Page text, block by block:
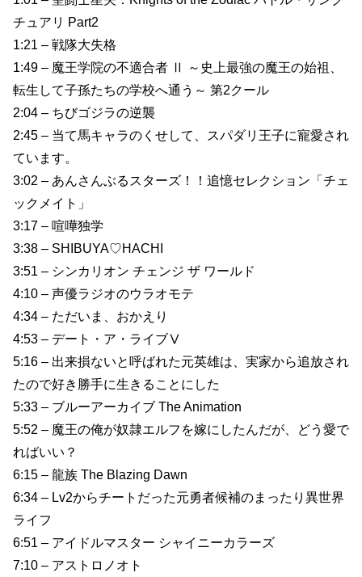
チュアリ Part2
1:21 – 戦隊大失格
1:49 – 魔王学院の不適合者 Ⅱ ～史上最強の魔王の始祖、
転生して子孫たちの学校へ通う～ 第2クール
2:04 – ちびゴジラの逆襲
2:45 – 当て馬キャラのくせして、スパダリ王子に寵愛され
ています。
3:02 – あんさんぶるスターズ！！追憶セレクション「チェ
ックメイト」
3:17 – 喧嘩独学
3:38 – SHIBUYA♡HACHI
3:51 – シンカリオン チェンジ ザ ワールド
4:10 – 声優ラジオのウラオモテ
4:34 – ただいま、おかえり
4:53 – デート・ア・ライブⅤ
5:16 – 出来損ないと呼ばれた元英雄は、実家から追放され
たので好き勝手に生きることにした
5:33 – ブルーアーカイブ The Animation
5:52 – 魔王の俺が奴隷エルフを嫁にしたんだが、どう愛で
ればいい？
6:15 – 龍族 The Blazing Dawn
6:34 – Lv2からチートだった元勇者候補のまったり異世界
ライフ
6:51 – アイドルマスター シャイニーカラーズ
7:10 – アストロノオト